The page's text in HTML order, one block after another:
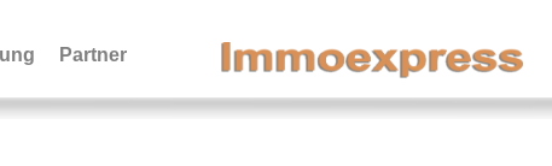
Partner